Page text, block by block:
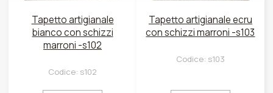
Tapetto artigianale
bianco con schizzi
marroni -s102
Codice: s102
Tapetto artigianale ecru
con schizzi marroni -s103
Codice: s103